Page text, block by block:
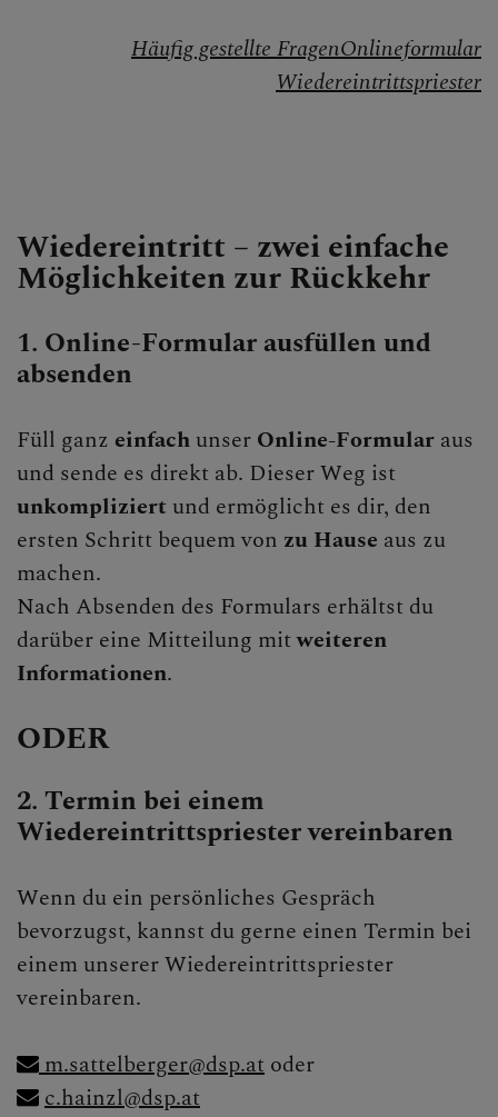
Berufung
Kirchenbeitrag
BEGEGNEN
Häufig gestellte FragenOnlineformular
Wiedereintrittspriester
Wiedereintritt – zwei einfache
Möglichkeiten zur Rückkehr
1. Online-Formular ausfüllen und
absenden
Füll ganz einfachunser Online-Formular aus
und sende es direkt ab. Dieser Weg ist
unkompliziert und ermöglicht es dir, den
ersten Schritt bequem von zu Hause aus zu
machen.
Nach Absenden des Formulars erhältst du
darüber eine Mitteilung mitweiteren
Informationen.
ODER
2. Termin bei einem
Wiedereintrittspriester vereinbaren
Wenn du ein persönliches Gespräch
bevorzugst, kannst du gerne einen Termin bei
einem unserer Wiedereintrittspriester
vereinbaren.
m.sattelberger@dsp.at oder
c.hainzl@dsp.at